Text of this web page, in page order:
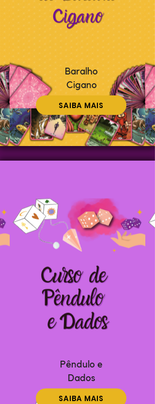
Baralho
Cigano
SAIBA MAIS
Pêndulo e
Dados
SAIBA MAIS